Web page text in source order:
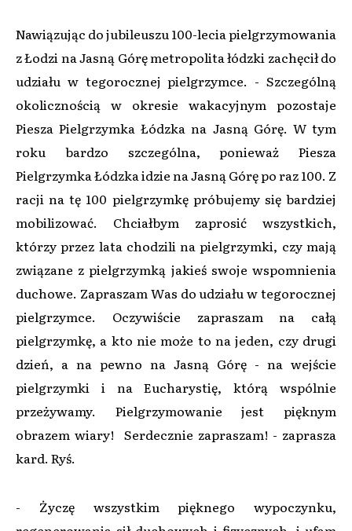
Nawiązując do jubileuszu 100-lecia pielgrzymowania
z Łodzi na Jasną Górę metropolita łódzki zachęcił do
udziału w tegorocznej pielgrzymce. - Szczególną
okolicznością w okresie wakacyjnym pozostaje
Piesza Pielgrzymka Łódzka na Jasną Górę. W tym
roku bardzo szczególna, ponieważ Piesza
Pielgrzymka Łódzka idzie na Jasną Górę po raz 100. Z
racji na tę 100 pielgrzymkę próbujemy się bardziej
mobilizować. Chciałbym zaprosić wszystkich,
którzy przez lata chodzili na pielgrzymki, czy mają
związane z pielgrzymką jakieś swoje wspomnienia
duchowe. Zapraszam Was do udziału w tegorocznej
pielgrzymce. Oczywiście zapraszam na całą
pielgrzymkę, a kto nie może to na jeden, czy drugi
dzień, a na pewno na Jasną Górę - na wejście
pielgrzymki i na Eucharystię, którą wspólnie
przeżywamy. Pielgrzymowanie jest pięknym
obrazem wiary! Serdecznie zapraszam! - zaprasza
kard. Ryś.
- Życzę wszystkim pięknego wypoczynku,